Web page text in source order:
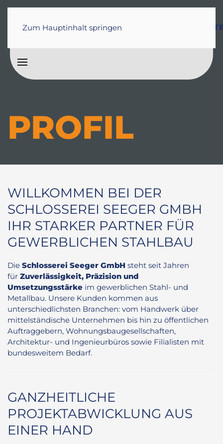
Zum Hauptinhalt springen
STARTSEITEPROJEKTE
/ WARTUNG
PROFIL
WILLKOMMEN BEI DER
SCHLOSSEREI SEEGER GMBH
IHR STARKER PARTNER FÜR
GEWERBLICHEN STAHLBAU
Die Schlosserei Seeger GmbH steht seit Jahren
für Zuverlässigkeit, Präzision und
Umsetzungsstärke im gewerblichen Stahl- und
Metallbau. Unsere Kunden kommen aus
unterschiedlichsten Branchen: vom Handwerk über
mittelständische Unternehmen bis hin zu öffentlichen
Auftraggebern, Wohnungsbaugesellschaften,
Architektur- und Ingenieurbüros sowie Filialisten mit
bundesweitem Bedarf.
GANZHEITLICHE
PROJEKTABWICKLUNG AUS
EINER HAND